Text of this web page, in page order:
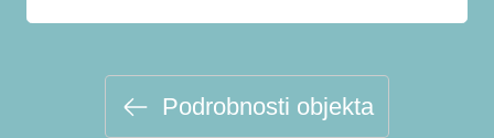
Destinacije
Vrste počitnicPodrobnosti objekta